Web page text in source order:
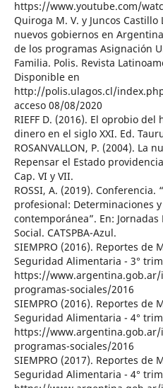
https://www.youtube.com/
Quiroga M. V. y Juncos Castillo
nuevos gobiernos en
de los programas Asignación
Familia. Polis. Revista
Disponible en
http://polis.ulagos.cl/
acceso 08/08/2020
RIEFF D. (2016). El oprobio
dinero en el siglo XXI. Ed.
ROSANVALLON, P. (2004). La
Repensar el Estado
Cap. VI y VII.
ROSSI, A. (2019). Conferencia.
profesional: Determinaciones
contemporánea”. En:
Social. CATSPBA-Azul.
SIEMPRO (2016). Reportes de
Seguridad Alimentaria - 3°
https://
programas-sociales/2016
SIEMPRO (2016). Reportes de
Seguridad Alimentaria - 4°
https://
programas-sociales/2016
SIEMPRO (2017). Reportes de
Seguridad Alimentaria - 4°